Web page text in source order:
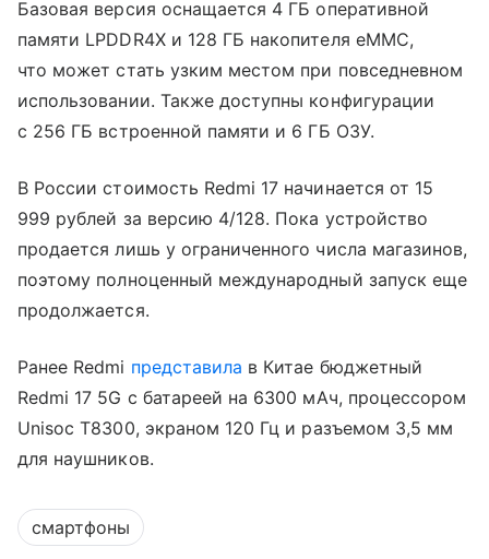
Базовая версия оснащается 4 ГБ оперативной
памяти LPDDR4X и 128 ГБ накопителя eMMC,
что может стать узким местом при повседневном
использовании. Также доступны конфигурации
с 256 ГБ встроенной памяти и 6 ГБ ОЗУ.
В России стоимость Redmi 17 начинается от 15
999 рублей за версию 4/128. Пока устройство
продается лишь у ограниченного числа магазинов,
поэтому полноценный международный запуск еще
продолжается.
Ранее Redmi представила в Китае бюджетный
Redmi 17 5G с батареей на 6300 мАч, процессором
Unisoc T8300, экраном 120 Гц и разъемом 3,5 мм
для наушников.
смартфоны